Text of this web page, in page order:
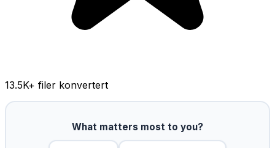
13.5K+ filer konvertert
What matters most to you?